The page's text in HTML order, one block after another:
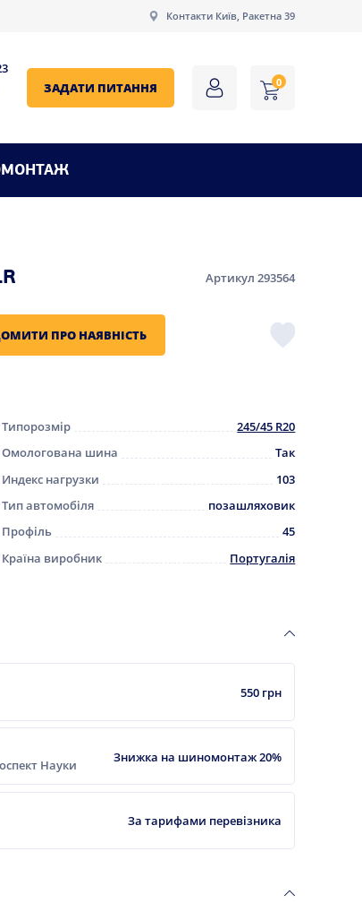
Контакти Київ, Ракетна 39
ЗАДАТИ ПИТАННЯ 0
Артикул 293564
ПРО НАЯВНІСТЬ
Типорозмір
245/45 R20
Омологована шина
Так
Индекс нагрузки
103
Тип автомобіля
позашляховик
Профіль
45
Країна виробник
Португалія
550 грн
Науки
Знижка на шиномонтаж 20%
За тарифами перевізника